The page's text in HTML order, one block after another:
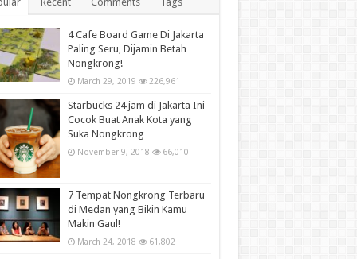
4 Cafe Board Game Di Jakarta
Paling Seru, Dijamin Betah
Nongkrong!
March 29, 2019 226,961
Starbucks 24 jam di Jakarta Ini
Cocok Buat Anak Kota yang
Suka Nongkrong
November 9, 2018 66,010
7 Tempat Nongkrong Terbaru
di Medan yang Bikin Kamu
Makin Gaul!
March 24, 2018 61,802